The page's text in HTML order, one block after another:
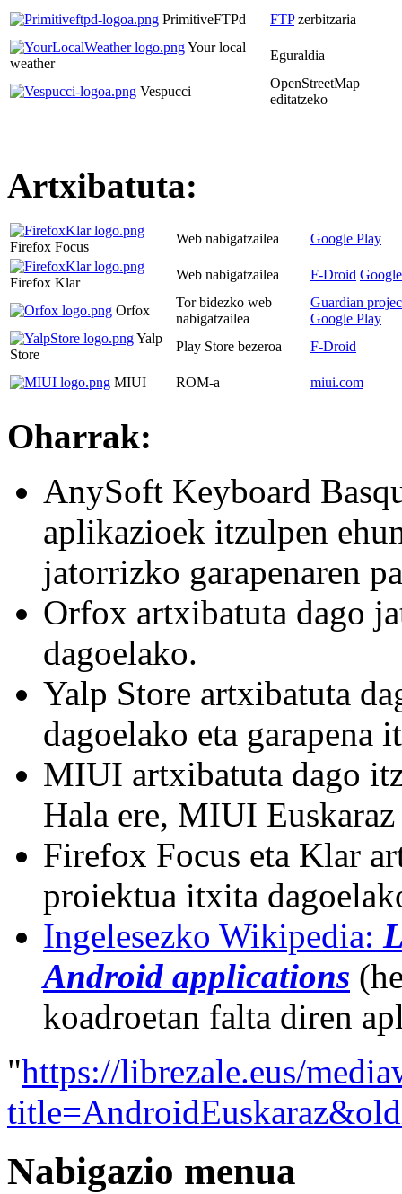
PrimitiveFTPd FTPzerbitzaria
Your local
weather
Eguraldia
Vespucci
OpenStreetMap
editatzeko
Artxibatuta:
Firefox Focus
Web nabigatzailea Google Play
Firefox Klar
Web nabigatzailea F-Droid
Orfox
Tor bidezko web
nabigatzailea
Guardian
Google Play
Yalp
Store
Play Store bezeroa F-Droid
MIUI ROM-a miui.com
Oharrak:
AnySoft Keyboard
aplikazioek itzulpen
jatorrizko garapenaren
Orfox artxibatuta dago
dagoelako.
Yalp Store artxibatuta
dagoelako eta garapena
MIUI artxibatuta dago
Hala ere, MIUI Euskaraz
Firefox Focus eta Klar
proiektua itxita
Ingelesezko Wikipedia:
Android applications
koadroetan falta diren
"https://librezale.eus/
Nabigazio menua